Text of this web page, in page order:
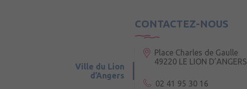
CONTACTEZ-NOUS
Ville du Lion
d’Angers
Place Charles de Gaulle
49220 LE LION D’ANGERS
02 41 95 30 16